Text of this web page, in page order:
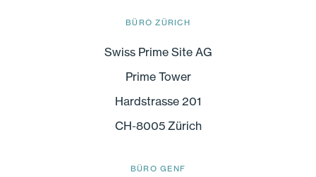
BÜRO ZÜRICH
Swiss Prime Site AG
Prime Tower
Hardstrasse 201
CH-8005 Zürich
BÜRO GENF